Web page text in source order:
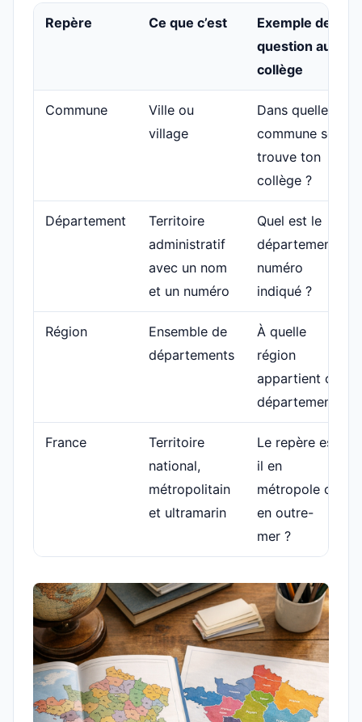
Repère Ce que c’est
Exemple de
question au
collège
Commune
Ville ou
village
Dans quelle
commune se
trouve ton
collège ?
Département
Territoire
administratif
avec un nom
et un numéro
Quel est le
département
numéro
indiqué ?
Région
Ensemble de
départements
À quelle
région
appartient ce
département ?
France
Territoire
national,
métropolitain
et ultramarin
Le repère est-
il en
métropole ou
en outre-
mer ?